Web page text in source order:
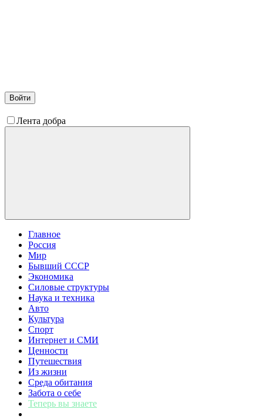
Войти
Лента добра
Главное
Россия
Мир
Бывший СССР
Экономика
Силовые структуры
Наука и техника
Авто
Культура
Спорт
Интернет и СМИ
Ценности
Путешествия
Из жизни
Среда обитания
Забота о себе
Теперь вы знаете